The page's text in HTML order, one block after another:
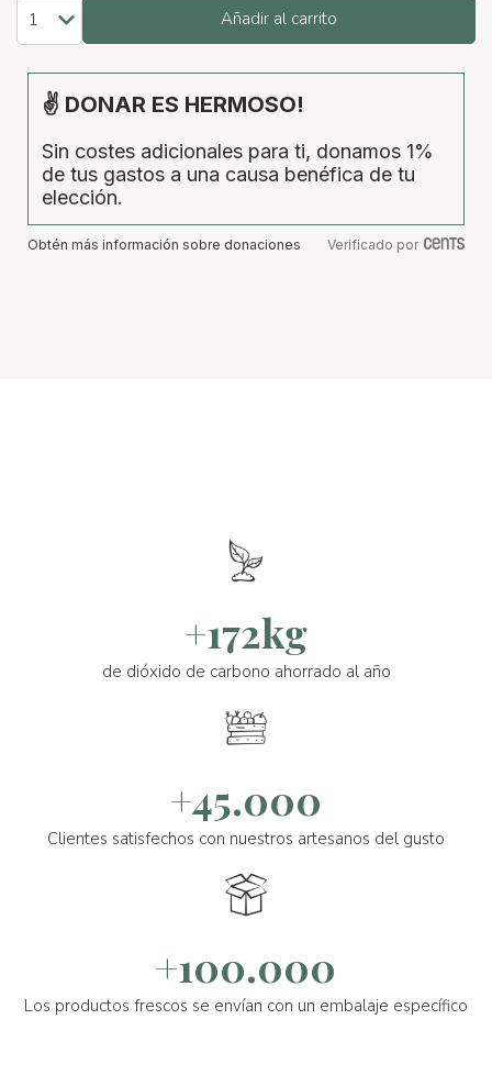
Añadir al carrito
✌ DONAR ES HERMOSO!
Sin costes adicionales para ti, donamos 1%
de tus gastos a una causa benéfica de tu
elección.
Obtén más información sobre donaciones Verificado por
+172kg
de dióxido de carbono ahorrado al año
+45.000
Clientes satisfechos con nuestros artesanos del gusto
+100.000
Los productos frescos se envían con un embalaje específico